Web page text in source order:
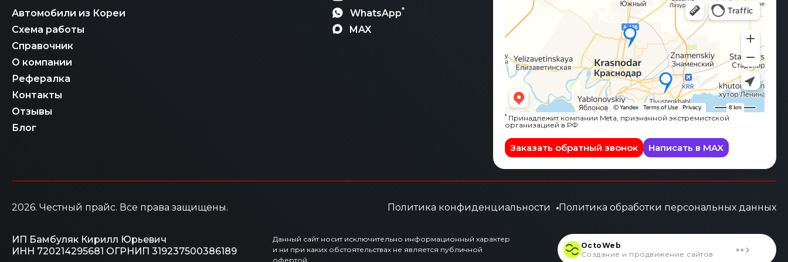
Автомобили из Кореи
Схема работы
Справочник
О компании
Рефералка
Контакты
Отзывы
Блог
WhatsApp*
MAX
*Принадлежит компании Meta, признанной экстремистской
организацией в РФ
Заказать обратный звонок Написать в MAX
2026. Честный прайс. Все права защищены. Политика конфиденциальности Политика обработки персональных данных
ИП Бамбуляк Кирилл Юрьевич
ИНН 720214295681 ОГРНИП 319237500386189
Данный сайт носит исключительно информационный характер
и ни при каких обстоятельствах не является публичной
офертой
OctoWeb
Создание и продвижение сайтов